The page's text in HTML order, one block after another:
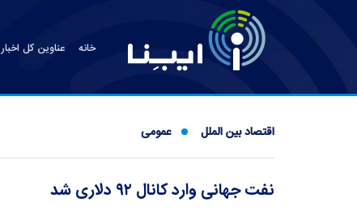
خانه عناوین کل اخبار
اقتصاد بین الملل عمومی
نفت جهانی وارد کانال ۹۲ دلاری شد